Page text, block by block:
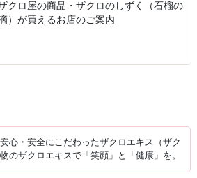
クロ屋の商品・ザクロのしずく（石榴の
）が買えるお店のご案内
心・安全にこだわったザクロエキス（ザク
のザクロエキスで「笑顔」と「健康」を。